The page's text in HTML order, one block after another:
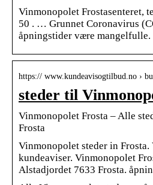
Vinmonopolet Frostasenteret,
50 . … Grunnet Coronavirus
åpningstider være mangelfulle.
https:// www.kundeavisogtilbud.no ›
steder til
Vinmonopolet Frosta – Alle
Frosta
Vinmonopolet steder in
kundeaviser. Vinmonopolet
Alstadjordet 7633 Frosta.